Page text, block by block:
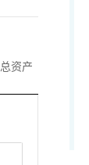
总资产